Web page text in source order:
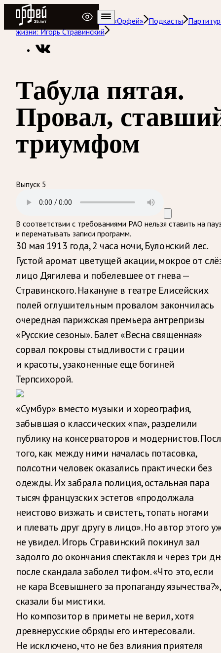
Радио Орфей
Радио классической музыки «Орфей» Подкасты
жизни: Игорь Стравинский
Табула пятая.
Провал,
триумфом
Выпуск 5
В соответствии с требованиями РАО нельзя ставить на
и перематывать записи программ.
30 мая 1913 года, 2 часа ночи, Булонский лес.
Густой аромат цветущей акации, мокрое от
лицо Дягилева и побелевшее от гнева —
Стравинского. Накануне в театре Елисейских
полей оглушительным провалом закончилась
очередная парижская премьера антрепризы
«Русские сезоны». Балет «Весна священная»
сорвал покровы стыдливости с грации
и красоты, узаконенные еще богиней
Терпсихорой.
«Сумбур» вместо музыки и хореография,
забывшая о классических «па», разделили
публику на консерваторов и модернистов.
того, как между ними началась потасовка,
полсотни человек оказались практически без
одежды. Их забрала полиция, остальная пара
тысяч французских эстетов «продолжала
неистово визжать и свистеть, топать ногами
и плевать друг другу в лицо». Но автор этого
не увидел. Игорь Стравинский покинул зал
задолго до окончания спектакля и через три
после скандала заболел тифом. «Что это, если
не кара Всевышнего за пропаганду
сказали бы мистики.
Но композитор в приметы не верил, хотя
древнерусские обряды его интересовали.
Не исключено, что не без влияния приятеля